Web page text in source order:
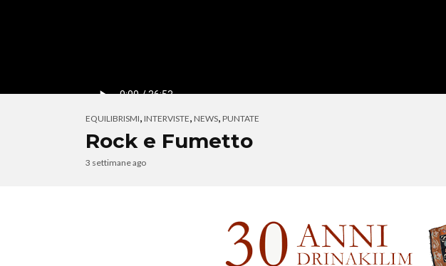
EQUILIBRISMI, INTERVISTE, NEWS, PUNTATE
Rock e Fumetto
3 settimane ago